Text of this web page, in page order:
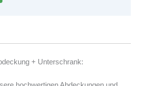
+ Unterschrank: